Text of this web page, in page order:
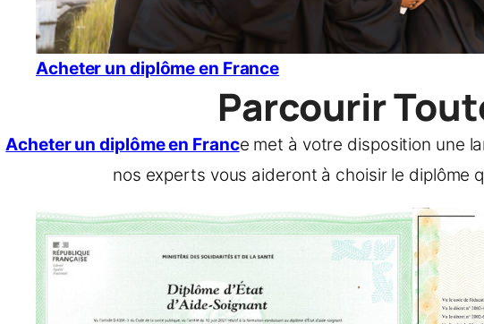
Acheter un diplôme en France
Parcourir
Acheter un diplôme en France met à votre disposition une
nos experts vous aideront à choisir le diplôme